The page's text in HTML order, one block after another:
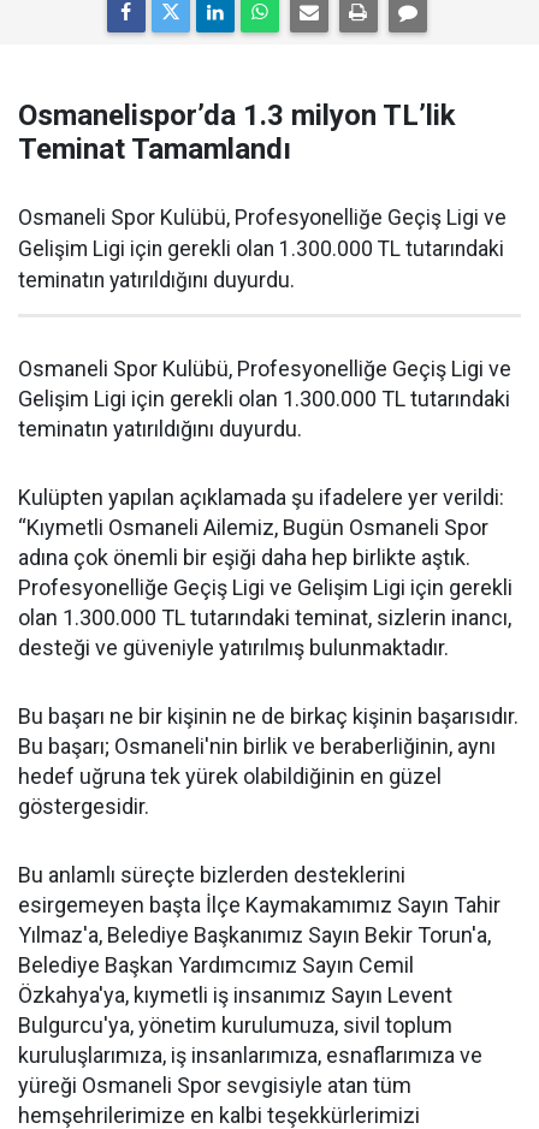
Osmanelispor’da 1.3 milyon TL’lik
Teminat Tamamlandı
Osmaneli Spor Kulübü, Profesyonelliğe Geçiş Ligi ve
Gelişim Ligi için gerekli olan 1.300.000 TL tutarındaki
teminatın yatırıldığını duyurdu.
Osmaneli Spor Kulübü, Profesyonelliğe Geçiş Ligi ve
Gelişim Ligi için gerekli olan 1.300.000 TL tutarındaki
teminatın yatırıldığını duyurdu.
Kulüpten yapılan açıklamada şu ifadelere yer verildi:
“Kıymetli Osmaneli Ailemiz, Bugün Osmaneli Spor
adına çok önemli bir eşiği daha hep birlikte aştık.
Profesyonelliğe Geçiş Ligi ve Gelişim Ligi için gerekli
olan 1.300.000 TL tutarındaki teminat, sizlerin inancı,
desteği ve güveniyle yatırılmış bulunmaktadır.
Bu başarı ne bir kişinin ne de birkaç kişinin başarısıdır.
Bu başarı; Osmaneli'nin birlik ve beraberliğinin, aynı
hedef uğruna tek yürek olabildiğinin en güzel
göstergesidir.
Bu anlamlı süreçte bizlerden desteklerini
esirgemeyen başta İlçe Kaymakamımız Sayın Tahir
Yılmaz'a, Belediye Başkanımız Sayın Bekir Torun'a,
Belediye Başkan Yardımcımız Sayın Cemil
Özkahya'ya, kıymetli iş insanımız Sayın Levent
Bulgurcu'ya, yönetim kurulumuza, sivil toplum
kuruluşlarımıza, iş insanlarımıza, esnaflarımıza ve
yüreği Osmaneli Spor sevgisiyle atan tüm
hemşehrilerimize en kalbi teşekkürlerimizi